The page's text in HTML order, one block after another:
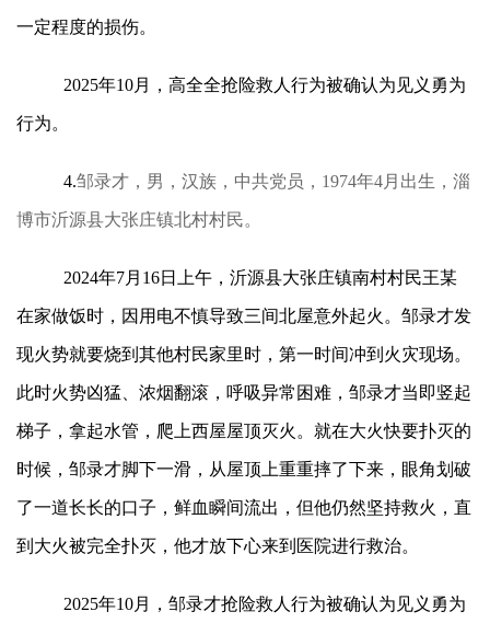
一定程度的损伤。
2025年10月，高全全抢险救人行为被确认为见义勇为
行为。
4.邹录才，男，汉族，中共党员，1974年4月出生，淄
博市沂源县大张庄镇北村村民。
2024年7月16日上午，沂源县大张庄镇南村村民王某
在家做饭时，因用电不慎导致三间北屋意外起火。邹录才发
现火势就要烧到其他村民家里时，第一时间冲到火灾现场。
此时火势凶猛、浓烟翻滚，呼吸异常困难，邹录才当即竖起
梯子，拿起水管，爬上西屋屋顶灭火。就在大火快要扑灭的
时候，邹录才脚下一滑，从屋顶上重重摔了下来，眼角划破
了一道长长的口子，鲜血瞬间流出，但他仍然坚持救火，直
到大火被完全扑灭，他才放下心来到医院进行救治。
2025年10月，邹录才抢险救人行为被确认为见义勇为